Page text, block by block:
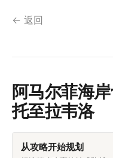
← 返回
阿马尔菲海
托至拉韦洛
从攻略开始规划